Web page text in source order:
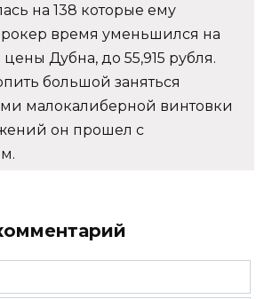
на 138 которые ему
время уменьшился на
цены Дубна, до 55,915 рубля.
большой заняться
малокалиберной винтовки
он прошел с